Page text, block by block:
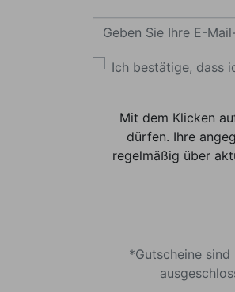
Ich bestätige, dass
Mit dem Klicken
dürfen. Ihre
regelmäßig über
*Gutscheine